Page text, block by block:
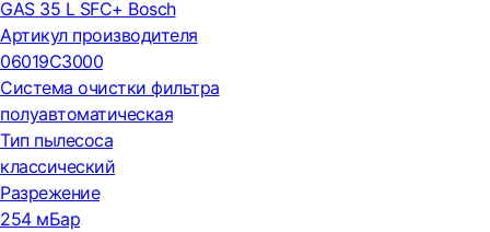
GAS 35 L SFC+ Bosch
Артикул производителя
06019C3000
Система очистки фильтра
полуавтоматическая
Тип пылесоса
классический
Разрежение
254 мБар